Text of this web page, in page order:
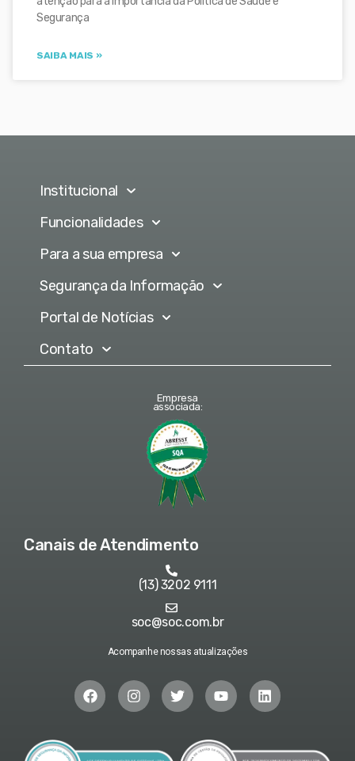
Segurança
SAIBA MAIS »
Institucional
Funcionalidades
Para a sua empresa
Segurança da Informação
Portal de Notícias
Contato
Empresa
associada:
Canais de Atendimento
(13) 3202 9111
soc@soc.com.br
Acompanhe nossas atualizações